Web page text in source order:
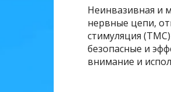
Неинвазивная и
нервные цепи,
стимуляция
безопасные и
внимание и